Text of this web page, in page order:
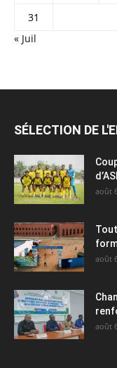
31
« Juil
SÉLECTION DE
août
août
août